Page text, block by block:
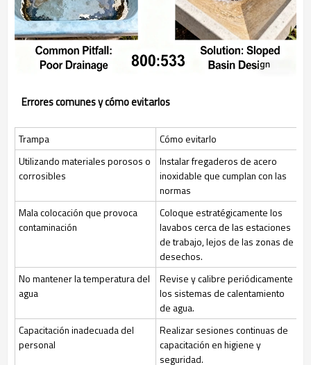
Errores comunes y cómo evitarlos
Trampa
Cómo evitarlo
Utilizando materiales porosos o
corrosibles
Instalar fregaderos de acero
inoxidable que cumplan con las
normas
Mala colocación que provoca
contaminación
Coloque estratégicamente los
lavabos cerca de las estaciones
de trabajo, lejos de las zonas de
desechos.
No mantener la temperatura del
agua
Revise y calibre periódicamente
los sistemas de calentamiento
de agua.
Capacitación inadecuada del
personal
Realizar sesiones continuas de
capacitación en higiene y
seguridad.